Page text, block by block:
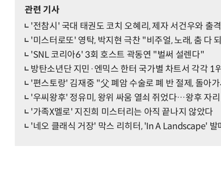
관련 기사
'전참시' 국대 태권도 코치 오혜리, 제자 서건우와 출
'미스터로또' 영탁, 박지현 극찬 "비주얼, 노래, 춤 다
'SNL 코리아6' 3회 호스트 곽동연 "벌써 설렌다"
방탄소년단 지민·엔믹스 한터 국가별 차트서 각각 1
'편스토랑' 김재중 "父 폐암 수술로 폐 반 절제, 돌아
'우씨왕후' 정유미, 왕위 싸움 열쇠 쥐었다…왕후 자
'가족X멜로' 지진희 미스터리는 아직 끝나지 않았다
'네오 클래식 거장' 막스 리히터, 'In A Landscape' 발